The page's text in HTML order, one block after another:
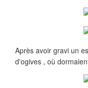
Après avoir gravi un
d'ogives , où